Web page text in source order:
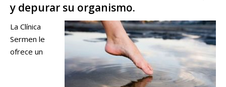
y depurar su organismo.
La Clínica
Sermen le
ofrece un